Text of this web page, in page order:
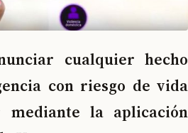
cualquier hecho
con riesgo de vida
mediante la aplicación